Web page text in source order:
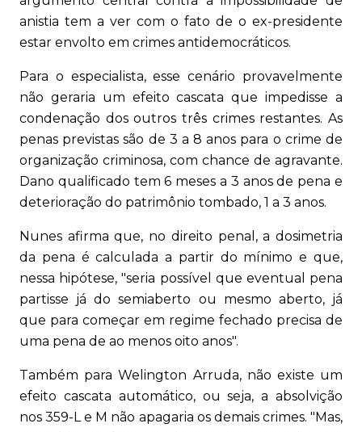
anistia tem a ver com o fato de o ex-presidente
estar envolto em crimes antidemocráticos.
Para o especialista, esse cenário provavelmente
não geraria um efeito cascata que impedisse a
condenação dos outros três crimes restantes. As
penas previstas são de 3 a 8 anos para o crime de
organização criminosa, com chance de agravante.
Dano qualificado tem 6 meses a 3 anos de pena e
deterioração do patrimônio tombado, 1 a 3 anos.
Nunes afirma que, no direito penal, a dosimetria
da pena é calculada a partir do mínimo e que,
nessa hipótese, "seria possível que eventual pena
partisse já do semiaberto ou mesmo aberto, já
que para começar em regime fechado precisa de
uma pena de ao menos oito anos".
Também para Welington Arruda, não existe um
efeito cascata automático, ou seja, a absolvição
nos 359-L e M não apagaria os demais crimes. "Mas,